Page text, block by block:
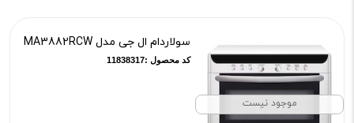
موجود نیست
سولاردام ال جی مدل MA3882RCW
کد محصول :11838317